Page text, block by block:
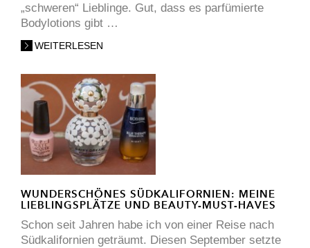
„schweren“ Lieblinge. Gut, dass es parfümierte
Bodylotions gibt …
WEITERLESEN
WUNDERSCHÖNES SÜDKALIFORNIEN: MEINE
LIEBLINGSPLÄTZE UND BEAUTY-MUST-HAVES
Schon seit Jahren habe ich von einer Reise nach
Südkalifornien geträumt. Diesen September setzte